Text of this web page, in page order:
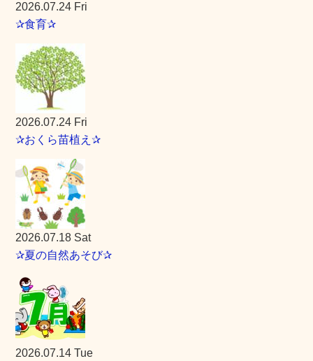
2026.07.24 Fri
✰食育✰
2026.07.24 Fri
✰おくら苗植え✰
2026.07.18 Sat
✰夏の自然あそび✰
2026.07.14 Tue